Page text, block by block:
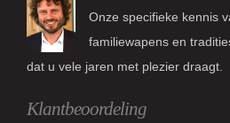
Onze specifieke kennis
familiewapens en
dat u vele jaren met plezier draagt.
Klantbeoordeling